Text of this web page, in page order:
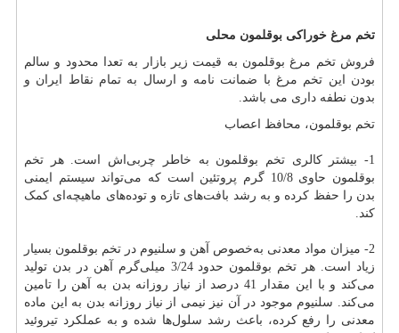
تخم مرغ خوراکی بوقلمون محلی
فروش تخم مرغ بوقلمون به قیمت زیر بازار به تعدا محدود و سالم
بودن این تخم مرغ با ضمانت نامه و ارسال به تمام نقاط ایران و
بدون نطفه داری می باشد.
تخم بوقلمون، محافظ اعصاب
1- بیشتر کالری تخم بوقلمون به خاطر چربی‌اش است. هر تخم
بوقلمون حاوی 10/8 گرم پروتئین است که می‌تواند سیستم ایمنی
بدن را حفظ کرده و به رشد بافت‌های تازه و توده‌های ماهیچه‌ای کمک
کند.
2- میزان مواد معدنی به‌خصوص آهن و سلنیوم در تخم بوقلمون بسیار
زیاد است. هر تخم بوقلمون حدود 3/24 میلی‌گرم آهن در بدن تولید
می‌کند و با این مقدار 41 درصد از نیاز روزانه بدن به آهن را تامین
می‌کند. سلنیوم موجود در آن نیز نیمی از نیاز روزانه بدن به این ماده
معدنی را رفع کرده، باعث رشد سلول‌ها شده و به عملکرد تیروئید